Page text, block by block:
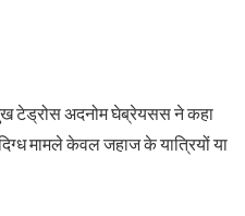
टेड्रोस अदनोम घेब्रेयसस ने कहा
मामले केवल जहाज के यात्रियों या